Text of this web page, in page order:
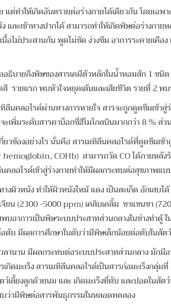
ให้เกิดอันตรายต่อร่างกายได้เดียวกัน โดยเฉพา
และเข้าทางปากได้ สามารถทำให้เกิดพิษต่อร่าง
อไม่ประสานกัน พูดไม่ชัด ง่วงซึม อาการระคายเคื
ายถึงพิษของสารเคมีตัวหลักในน้ำหอมสัก 1 ชนิ
รายแรก พบหัวใจหยุดเต้นและเสียชีวิต รายที่ 2
อไรด์ผ่านทางการหายใจ สารจะถูกดูดซึมเข้าสู่
ะเพิ่มระดับสารคาบ็อกซี่ฮีโมโกลบินมากกว่า 8 %
วข้องอย่างไร นั่นคือ สารเมทิลีนคลอไรด์ที่ดูดซึม
COHb) สามารถวัด CO ได้ภายหลัง
คลอไรด์เข้าสู่ร่างกายทำให้มีผลกระทบต่อสุขภาพแ
งผิวหนัง ทำให้ผิวหนังไหม้ แดง เป็นสะเก็ด อักเสบ
ยน (2300 -5000 ppm) เคลิบเคลิ้ม ชาแขนขา
อาการเป็นพิษระบบประสาทส่วนกลางในช่างทำ
บ มีผลการศึกษาในตับว่ามีพิษเล็กน้อยต่อตับในสั
ลานาน มีผลกระทบต่อระบบประสาทส่วนกลาง มัก
เกิดมะเร็ง สารเมทิลีนคลอไรด์เป็นสารก่อมะเร็
ตว์เลี้ยงลูกด้วยนม และ เกิดมะเร็งที่ตับ และปอ
บว่ามีพิษต่อสารพันธุกรรมในหลอดทดลอง